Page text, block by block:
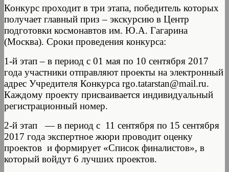
Конкурс проходит в три этапа, победитель которых
получает главный приз – экскурсию в Центр
подготовки космонавтов им. Ю.А. Гагарина
(Москва). Сроки проведения конкурса:
1-й этап – в период с 01 мая по 10 сентября 2017
года участники отправляют проекты на электронный
адрес Учредителя Конкурса rgo.tatarstan@mail.ru.
Каждому проекту присваивается индивидуальный
регистрационный номер.
2-й этап — в период с 11 сентября по 15 сентября
2017 года экспертное жюри проводит оценку
проектов и формирует «Список финалистов», в
который войдут 6 лучших проектов.